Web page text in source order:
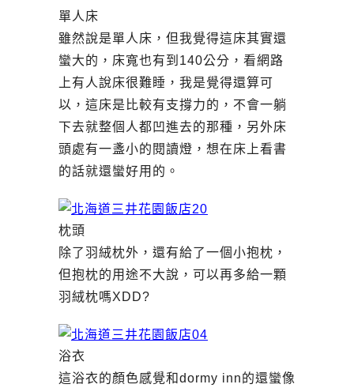
單人床
雖然說是單人床，但我覺得這床其實還
蠻大的，床寬也有到140公分，看網路
上有人說床很難睡，我是覺得還算可
以，這床是比較有支撐力的，不會一躺
下去就整個人都凹進去的那種，另外床
頭處有一盞小的閱讀燈，想在床上看書
的話就還蠻好用的。
枕頭
除了羽絨枕外，還有給了一個小抱枕，
但抱枕的用途不大說，可以再多給一顆
羽絨枕嗎XDD?
浴衣
這浴衣的顏色感覺和dormy inn的還蠻像